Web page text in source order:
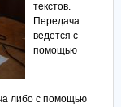
текстов.
Передача
ведется с
помощью
либо с помощью